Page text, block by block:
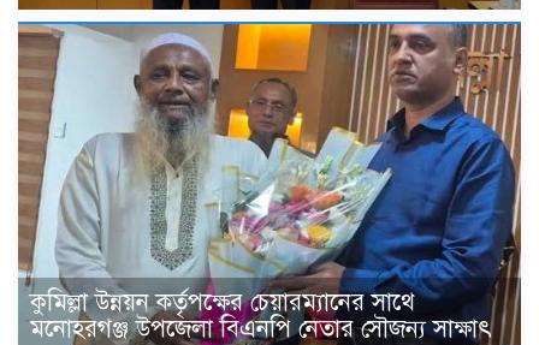
কুমিল্লা উন্নয়ন কর্তৃপক্ষের চেয়ারম্যানের সাথে
মনোহরগঞ্জ উপজেলা বিএনপি নেতার সৌজন্য সাক্ষাৎ